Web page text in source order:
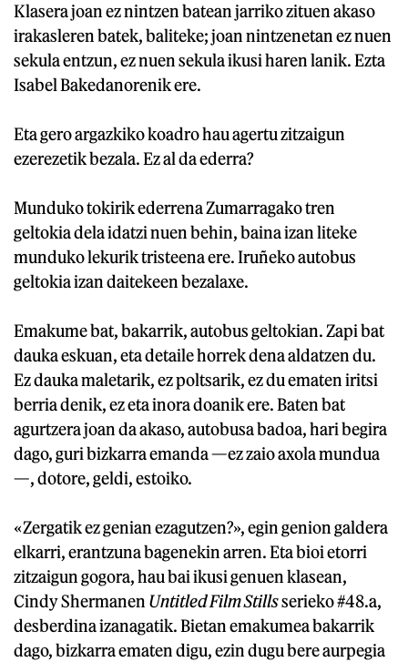
Klasera joan ez nintzen batean jarriko zituen akaso
irakasleren batek, baliteke; joan nintzenetan ez nuen
sekula entzun, ez nuen sekula ikusi haren lanik. Ezta
Isabel Bakedanorenik ere.
Eta gero argazkiko koadro hau agertu zitzaigun
ezerezetik bezala. Ez al da ederra?
Munduko tokirik ederrena Zumarragako tren
geltokia dela idatzi nuen behin, baina izan liteke
munduko lekurik tristeena ere. Iruñeko autobus
geltokia izan daitekeen bezalaxe.
Emakume bat, bakarrik, autobus geltokian. Zapi bat
dauka eskuan, eta detaile horrek dena aldatzen du.
Ez dauka maletarik, ez poltsarik, ez du ematen iritsi
berria denik, ez eta inora doanik ere. Baten bat
agurtzera joan da akaso, autobusa badoa, hari begira
dago, guri bizkarra emanda —ez zaio axola mundua
—, dotore, geldi, estoiko.
«Zergatik ez genian ezagutzen?», egin genion galdera
elkarri, erantzuna bagenekin arren. Eta bioi etorri
zitzaigun gogora, hau bai ikusi genuen klasean,
Cindy Shermanen Untitled Film Stillsserieko #48.a,
desberdina izanagatik. Bietan emakumea bakarrik
dago, bizkarra ematen digu, ezin dugu bere aurpegia